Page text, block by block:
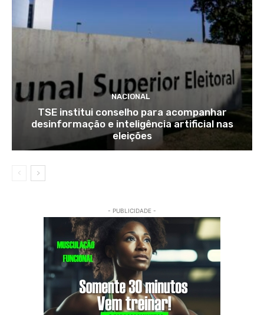
NACIONAL
TSE institui conselho para acompanhar
desinformação e inteligência artificial nas
eleições
- PUBLICIDADE -